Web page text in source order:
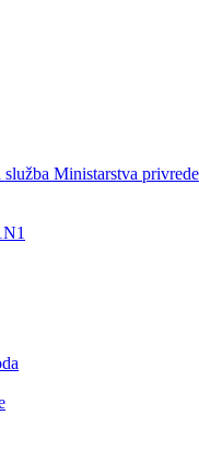
Ministarstva privrede